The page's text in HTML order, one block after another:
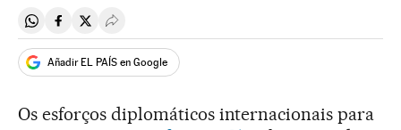
Compartir en Whatsapp
Compartir en Facebook
Compartir en Twitter
Desplegar Redes Sociales
Añadir EL PAÍS en Google
Os esforços diplomáticos internacionais para